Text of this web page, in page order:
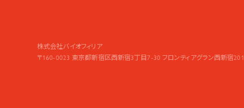
株式会社バイオフィリア
〒160-0023 東京都新宿区西新宿3丁目7-30 フロンティアグラン西新宿201